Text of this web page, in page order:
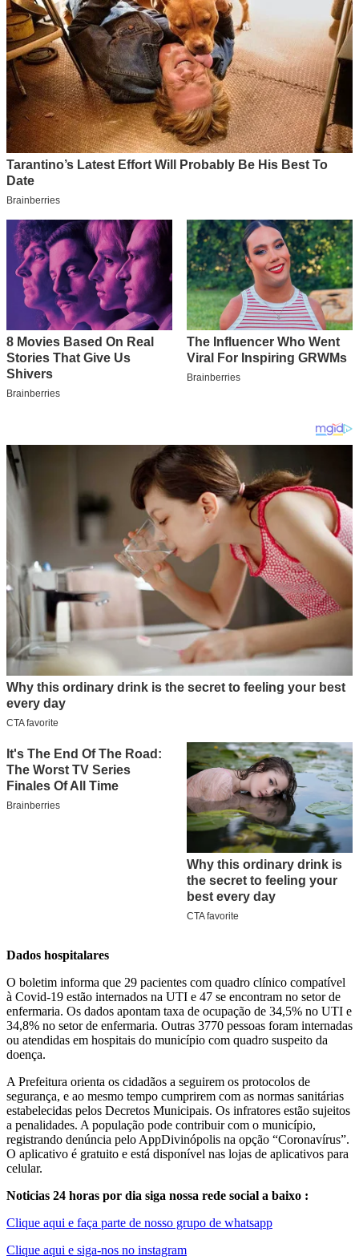
Dados hospitalares
O boletim informa que 29 pacientes com quadro clínico compatível
à Covid-19 estão internados na UTI e 47 se encontram no setor de
enfermaria. Os dados apontam taxa de ocupação de 34,5% no UTI e
34,8% no setor de enfermaria. Outras 3770 pessoas foram internadas
ou atendidas em hospitais do município com quadro suspeito da
doença.
A Prefeitura orienta os cidadãos a seguirem os protocolos de
segurança, e ao mesmo tempo cumprirem com as normas sanitárias
estabelecidas pelos Decretos Municipais. Os infratores estão sujeitos
a penalidades. A população pode contribuir com o município,
registrando denúncia pelo AppDivinópolis na opção “Coronavírus”.
O aplicativo é gratuito e está disponível nas lojas de aplicativos para
celular.
Noticias 24 horas por dia siga nossa rede social a baixo :
Clique aqui e faça parte de nosso grupo de whatsapp
Clique aqui e siga-nos no instagram